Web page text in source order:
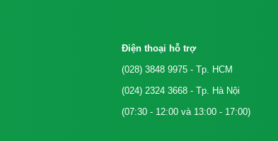
Điện thoại hỗ trợ
(028) 3848 9975 - Tp. HCM
(024) 2324 3668 - Tp. Hà Nội
(07:30 - 12:00 và 13:00 - 17:00)